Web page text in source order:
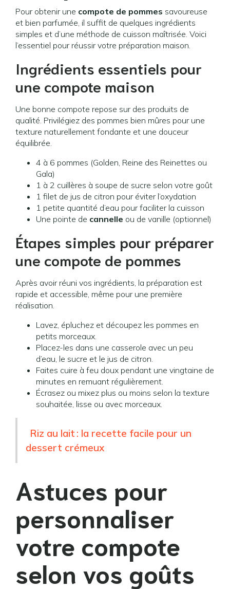
Pour obtenir une compote de pommes savoureuse
et bien parfumée, il suffit de quelques ingrédients
simples et d’une méthode de cuisson maîtrisée. Voici
l’essentiel pour réussir votre préparation maison.
Ingrédients essentiels pour
une compote maison
Une bonne compote repose sur des produits de
qualité. Privilégiez des pommes bien mûres pour une
texture naturellement fondante et une douceur
équilibrée.
4 à 6 pommes (Golden, Reine des Reinettes ou
Gala)
1 à 2 cuillères à soupe de sucre selon votre goût
1 filet de jus de citron pour éviter l’oxydation
1 petite quantité d’eau pour faciliter la cuisson
Une pointe de cannelle ou de vanille (optionnel)
Étapes simples pour préparer
une compote de pommes
Après avoir réuni vos ingrédients, la préparation est
rapide et accessible, même pour une première
réalisation.
Lavez, épluchez et découpez les pommes en
petits morceaux.
Placez-les dans une casserole avec un peu
d’eau, le sucre et le jus de citron.
Faites cuire à feu doux pendant une vingtaine de
minutes en remuant régulièrement.
Écrasez ou mixez plus ou moins selon la texture
souhaitée, lisse ou avec morceaux.
Riz au lait : la recette facile pour un
dessert crémeux
Astuces pour
personnaliser
votre compote
selon vos goûts